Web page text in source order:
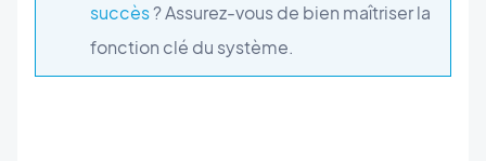
succès? Assurez-vous de bien maîtriser la
fonction clé du système.